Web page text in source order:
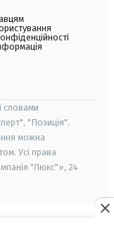
словами
"Позиція".
можна
Усі права
"Люкс"», 24